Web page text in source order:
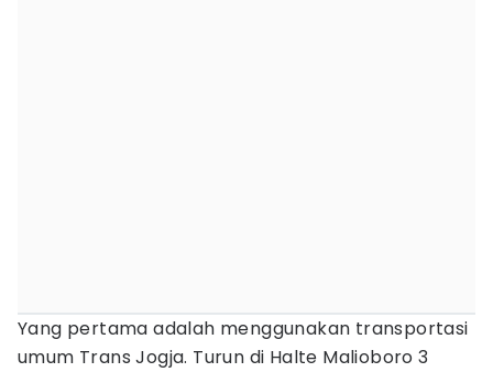
Yang pertama adalah menggunakan transportasi
umum Trans Jogja. Turun di Halte Malioboro 3